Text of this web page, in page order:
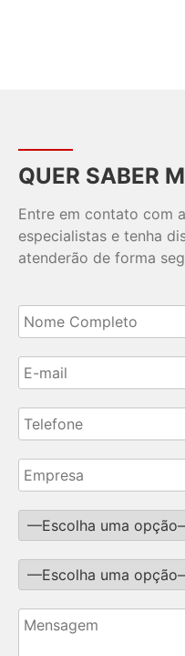
QUER SABER
Entre em contato com
especialistas e tenha
atenderão de forma